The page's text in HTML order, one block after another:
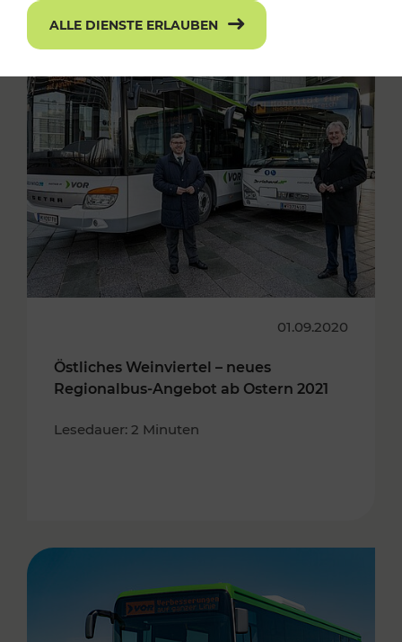
01.09.2020
Östliches Weinviertel – neues
Regionalbus-Angebot ab Ostern 2021
Lesedauer: 2 Minuten
ALLE DIENSTE ERLAUBEN